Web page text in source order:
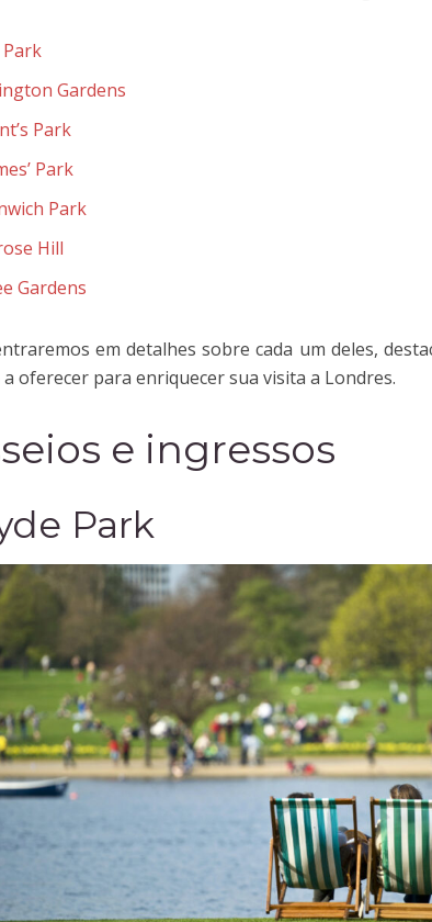
Park
Gardens
Park
Park
Park
Hill
Gardens
em detalhes sobre cada um deles,
a oferecer para enriquecer sua visita a Londres.
e ingressos
Park